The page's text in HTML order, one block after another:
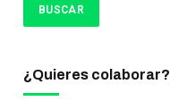
¿Quieres colaborar?